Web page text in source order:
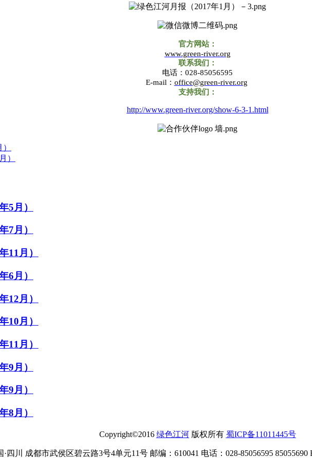
官方网站：
www.green-river.org
联系我们：
电话：028-85056595
E-mail ： office@green-river.org
支持我们：
http://www.green-river.org/show-6-3-1.html
）
5月）
7月）
11月）
6月）
12月）
10月）
11月）
9月）
9月）
8月）
Copyright©2016 绿色江河版权所有 蜀ICP备11011445号
·四川 成都市武侯区碧云路3号4单元11号 邮编：610041 电话：028-85056595 85055690